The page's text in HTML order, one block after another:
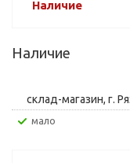
Наличие
Наличие
склад-магазин, г.
Мало